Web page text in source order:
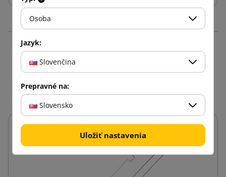
Produkty v rovnakej
kategórii: 16
Osoba
Jazyk:
Slovenčina
Prepravné na:
Slovensko
Uložiť nastavenia